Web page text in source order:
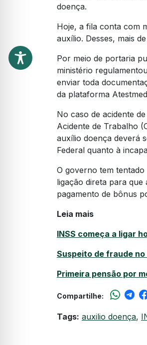
doença.
Hoje, a fila conta com
auxílio. Desses, mais
Por meio de portaria
ministério
enviar toda
da plataforma
No caso de acidente
Acidente de Trabalho
auxílio doença deverá
Federal quanto à
O governo tem
ligação direta para que
pagamento de bônus
Leia mais
INSS começa a ligar
Suspeito de fraude no
Primeira pensão por
Compartilhe:
Tags: auxilio doença,